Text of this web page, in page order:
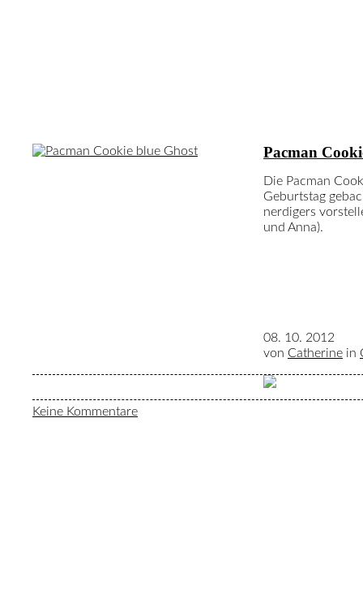
Pacman
Die Pacman
Geburtstag
nerdigers
und Anna).
08. 10. 2012
von Catherine in
Keine Kommentare